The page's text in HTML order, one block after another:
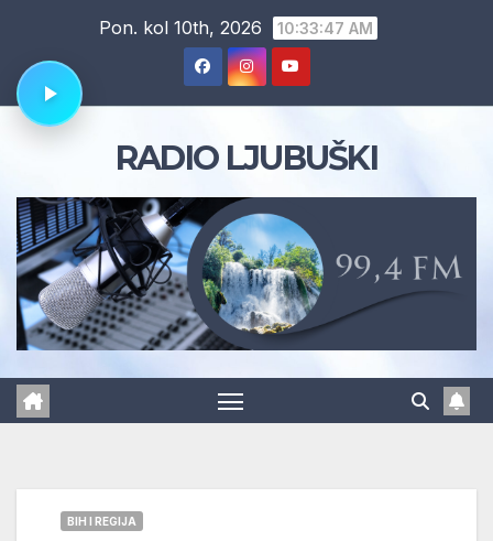
content
Pon. kol 10th, 2026 10:33:48 AM
RADIO LJUBUŠKI
BIH I REGIJA